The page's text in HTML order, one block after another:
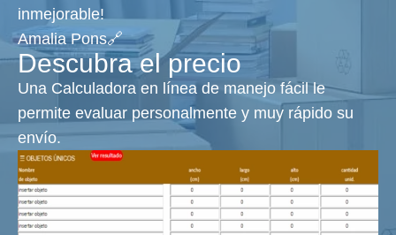
inmejorable!
Amalia Pons🔗
Descubra el precio
Una Calculadora en línea de manejo fácil le
permite evaluar personalmente y muy rápido su
envío.